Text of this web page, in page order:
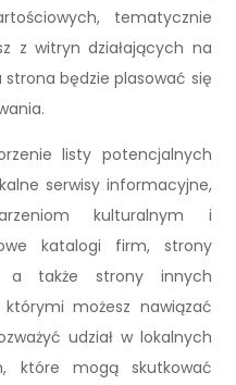
tematycznie
z witryn działających na
będzie plasować się
listy potencjalnych
serwisy informacyjne,
kulturalnym i
katalogi firm, strony
a także strony innych
możesz nawiązać
udział w lokalnych
które mogą skutkować